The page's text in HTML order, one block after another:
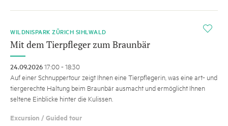
i
WILDNISPARK ZÜRICH SIHLWALD
Mit dem Tierpfleger zum Braunbär
24.09.202617:00 - 18:30
Auf einer Schnuppertour zeigt Ihnen eine Tierpflegerin, was eine art- und
tiergerechte Haltung beim Braunbär ausmacht und ermöglicht Ihnen
seltene Einblicke hinter die Kulissen.
Excursion / Guided tour